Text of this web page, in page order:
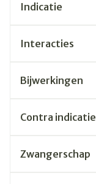
Indicatie
Interacties
Bijwerkingen
Contra indicatie
Zwangerschap